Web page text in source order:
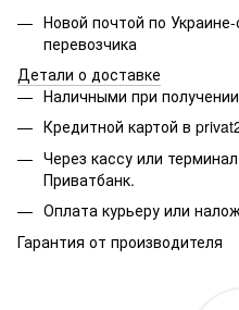
Новой почтой по
перевозчика
Детали о доставке
Наличными при
Кредитной картой в
Через кассу или
Приватбанк.
Оплата курьеру или
Гарантия от производителя